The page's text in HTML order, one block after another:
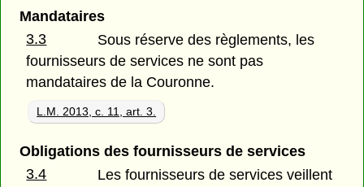
Mandataires
3.3
Sous réserve des règlements, les
fournisseurs de services ne sont pas
mandataires de la Couronne.
L.M. 2013, c. 11, art. 3.
Obligations des fournisseurs de services
3.4
Les fournisseurs de services veillent